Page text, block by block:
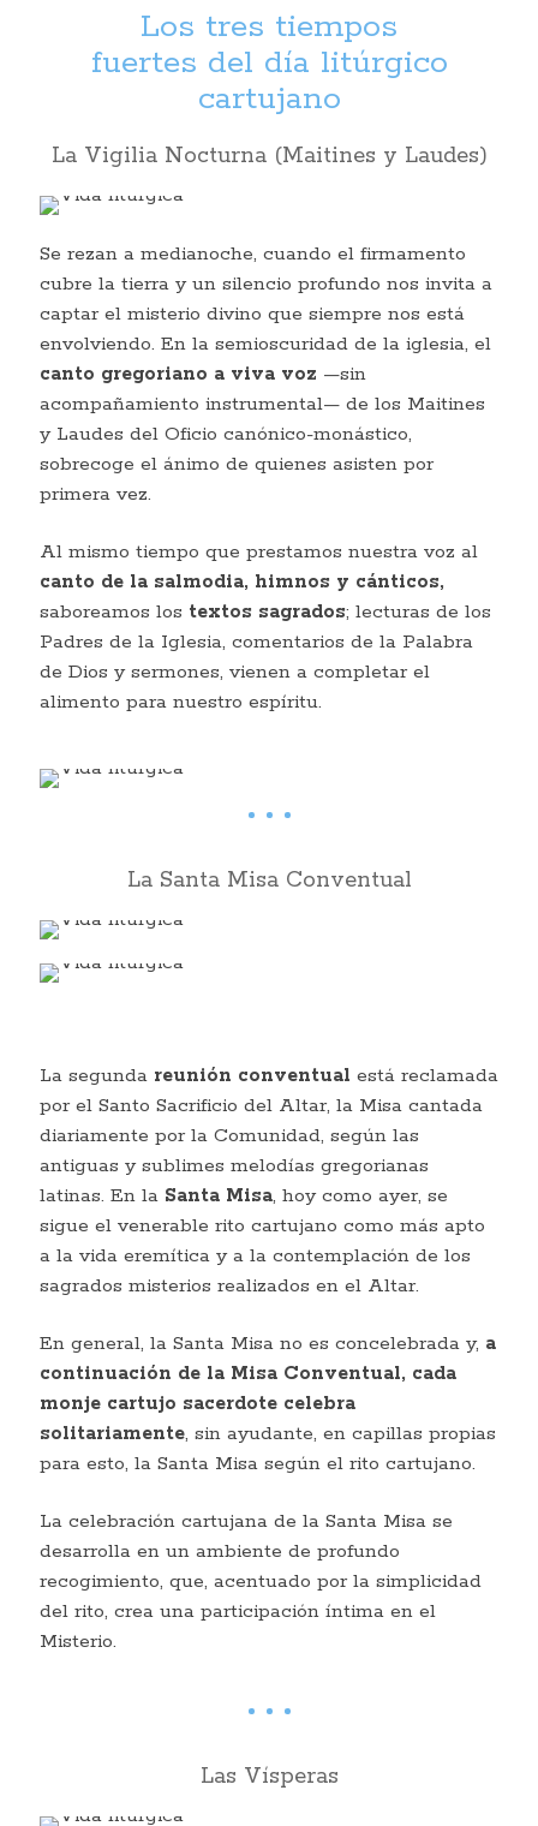
Los tres tiempos
fuertes del día litúrgico
cartujano
La Vigilia Nocturna (Maitines y Laudes)
Se rezan a medianoche, cuando el firmamento
cubre la tierra y un silencio profundo nos invita a
captar el misterio divino que siempre nos está
envolviendo. En la semioscuridad de la iglesia, el
canto gregoriano a viva voz —sin
acompañamiento instrumental— de los Maitines
y Laudes del Oficio canónico-monástico,
sobrecoge el ánimo de quienes asisten por
primera vez.
Al mismo tiempo que prestamos nuestra voz al
canto de la salmodia, himnos y cánticos,
saboreamos los textos sagrados; lecturas de los
Padres de la Iglesia, comentarios de la Palabra
de Dios y sermones, vienen a completar el
alimento para nuestro espíritu.
La Santa Misa Conventual
La segunda reunión conventual está reclamada
por el Santo Sacrificio del Altar, la Misa cantada
diariamente por la Comunidad, según las
antiguas y sublimes melodías gregorianas
latinas. En la Santa Misa, hoy como ayer, se
sigue el venerable rito cartujano como más apto
a la vida eremítica y a la contemplación de los
sagrados misterios realizados en el Altar.
En general, la Santa Misa no es concelebrada y, a
continuación de la Misa Conventual, cada
monje cartujo sacerdote celebra
solitariamente, sin ayudante, en capillas propias
para esto, la Santa Misa según el rito cartujano.
La celebración cartujana de la Santa Misa se
desarrolla en un ambiente de profundo
recogimiento, que, acentuado por la simplicidad
del rito, crea una participación íntima en el
Misterio.
Las Vísperas